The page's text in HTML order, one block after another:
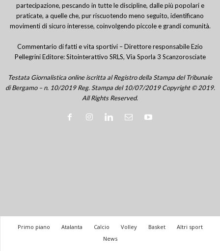
partecipazione, pescando in tutte le discipline, dalle più popolari e
praticate, a quelle che, pur riscuotendo meno seguito, identificano
movimenti di sicuro interesse, coinvolgendo piccole e grandi comunità.
Commentario di fatti e vita sportivi – Direttore responsabile Ezio
Pellegrini Editore: Sitointerattivo SRLS, Via Sporla 3 Scanzorosciate
Testata Giornalistica online iscritta al Registro della Stampa del Tribunale
di Bergamo – n. 10/2019 Reg. Stampa del 10/07/2019 Copyright © 2019.
All Rights Reserved.
Primo piano Atalanta Calcio Volley Basket
Altri sport
News